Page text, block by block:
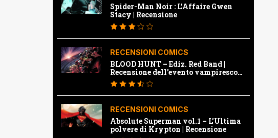
Spider-Man Noir : L’Affaire Gwen
Stacy | Recensione
RECENSIONI COMICS
BLOOD HUNT – Ediz. Red Band |
Recensione dell’evento vampiresco
della Marvel
RECENSIONI COMICS
Absolute Superman vol.1 – L’Ultima
polvere di Krypton | Recensione